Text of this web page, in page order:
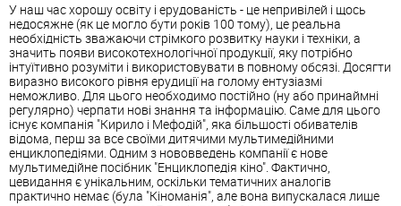
У наш час хорошу освіту і ерудованість - це непривілей і щось
недосяжне (як це могло бути років 100 тому), це реальна
необхідність зважаючи стрімкого розвитку науки і техніки, а
значить появи високотехнологічної продукції, яку потрібно
інтуїтивно розуміти і використовувати в повному обсязі. Досягти
виразно високого рівня ерудиції на голому ентузіазмі
неможливо. Для цього необходимо постійно (ну або принаймні
регулярно) черпати нові знання та інформацію. Саме для цього
існує компанія "Кирило і Мефодій", яка більшості обивателів
відома, перш за все своїми дитячими мультимедійними
енциклопедіями. Одним з нововведень компанії є нове
мультимедійне посібник "Енциклопедія кіно". Фактично,
цевидання є унікальним, оскільки тематичних аналогів
практично немає (була "Кіноманія", але вона випускалася лише